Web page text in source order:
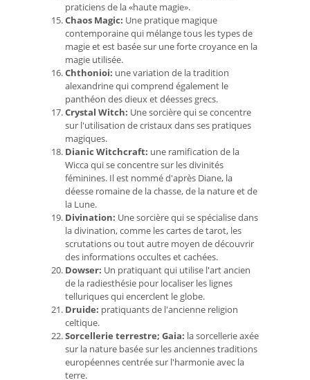
praticiens de la «haute magie».
Chaos Magic: Une pratique magique
contemporaine qui mélange tous les types de
magie et est basée sur une forte croyance en la
magie utilisée.
Chthonioi: une variation de la tradition
alexandrine qui comprend également le
panthéon des dieux et déesses grecs.
Crystal Witch: Une sorcière qui se concentre
sur l'utilisation de cristaux dans ses pratiques
magiques.
Dianic Witchcraft: une ramification de la
Wicca qui se concentre sur les divinités
féminines. Il est nommé d'après Diane, la
déesse romaine de la chasse, de la nature et de
la Lune.
Divination: Une sorcière qui se spécialise dans
la divination, comme les cartes de tarot, les
scrutations ou tout autre moyen de découvrir
des informations occultes et cachées.
Dowser: Un pratiquant qui utilise l'art ancien
de la radiesthésie pour localiser les lignes
telluriques qui encerclent le globe.
Druide: pratiquants de l'ancienne religion
celtique.
Sorcellerie terrestre; Gaia: la sorcellerie axée
sur la nature basée sur les anciennes traditions
européennes centrée sur l'harmonie avec la
terre.